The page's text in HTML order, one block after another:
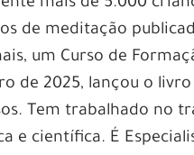
de meditação
um Curso de
de 2025, lançou o livro
Tem trabalhado no
e científica. É